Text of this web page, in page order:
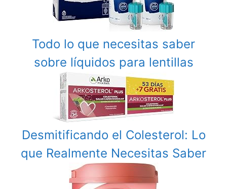
Todo lo que necesitas saber
sobre líquidos para lentillas
Desmitificando el Colesterol: Lo
que Realmente Necesitas Saber